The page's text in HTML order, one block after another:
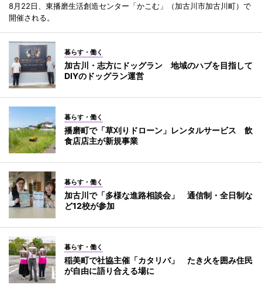
8月22日、東播磨生活創造センター「かこむ」（加古川市加古川町）で
開催される。
暮らす・働く
加古川・志方にドッグラン 地域のハブを目指して
DIYのドッグラン運営
暮らす・働く
播磨町で「草刈りドローン」レンタルサービス 飲
食店店主が新規事業
暮らす・働く
加古川で「多様な進路相談会」 通信制・全日制な
ど12校が参加
暮らす・働く
稲美町で社協主催「カタリバ」 たき火を囲み住民
が自由に語り合える場に